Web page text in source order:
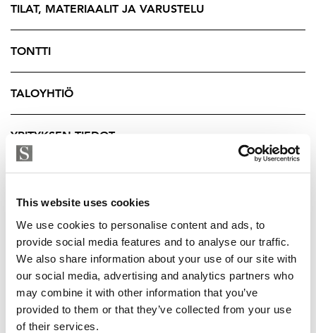
This website uses cookies
We use cookies to personalise content and ads, to
provide social media features and to analyse our traffic.
We also share information about your use of our site with
our social media, advertising and analytics partners who
may combine it with other information that you’ve
provided to them or that they’ve collected from your use
of their services.
upeat ulkoilumaastot ja luonnon läheisyys luovat
ympäristön, jossa arki tuntuu hieman kevyemmältä.
Samalla Tampereen keskustaan ja Pirkkalan palveluihin
Heti vapaa koti sopii erinomaisesti niin omaan
käyttöön kuin laadukasta ja tunnelmallista kotia
etsivälle.
Sovi esittelystä
Maarit Ritari
Strand Properties Brand Partner
040 589 7299 - maarit@strand.fi
Anna Nikunen
Kiinteistönvälittäjä LKV
Strand Properties Brand Partner
TILAT, MATERIAALIT JA VARUSTELU
TONTTI
TALOYHTIÖ
YRITYKSEN TIEDOT